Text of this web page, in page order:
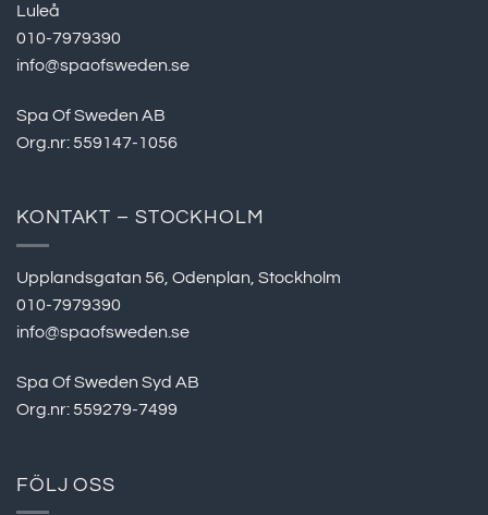
Luleå
010-7979390
info@spaofsweden.se
Spa Of Sweden AB
Org.nr: 559147-1056
KONTAKT – STOCKHOLM
Upplandsgatan 56, Odenplan, Stockholm
010-7979390
info@spaofsweden.se
Spa Of Sweden Syd AB
Org.nr: 559279-7499
FÖLJ OSS